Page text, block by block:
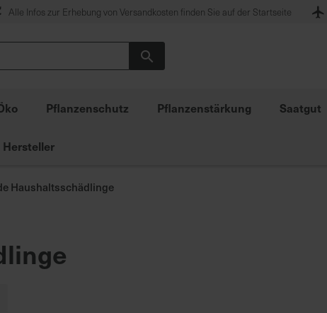
Alle Infos zur Erhebung von Versandkosten finden Sie auf der Startseite
Pflanzenschutz Pflanzenstärkung Saatgut
Hersteller
Haushaltsschädlinge